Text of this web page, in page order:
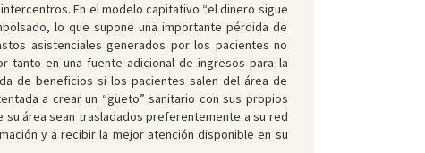
En el modelo capitativo “el dinero sigue
lo que supone una importante pérdida de
asistenciales generados por los pacientes no
tanto en una fuente adicional de ingresos para la
de beneficios si los pacientes salen del área de
a crear un “gueto” sanitario con sus propios
área sean trasladados preferentemente a su red
y a recibir la mejor atención disponible en su